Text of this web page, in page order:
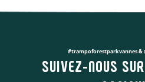
#trampoforestparkvannes &
SUIVEZ-NOUS